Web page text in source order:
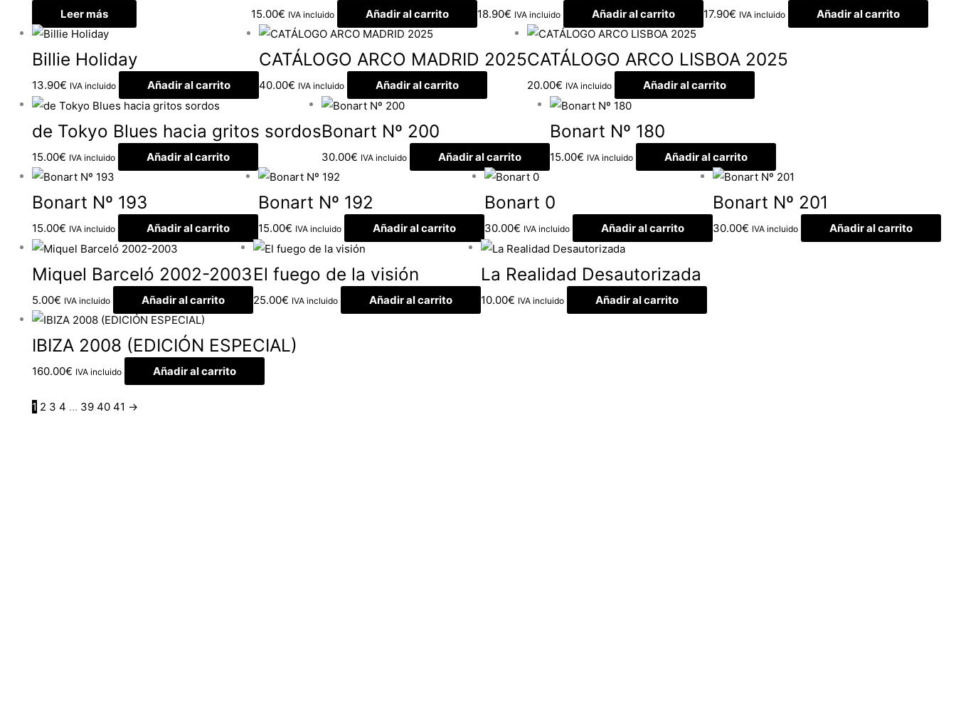
Leer más 15.00€ IVA incluido Añadir al carrito 18.90€ IVA incluido Añadir al carrito 17.90€ IVA incluido Añadir al carrito
Billie Holiday
13.90€ IVA incluido Añadir al carrito
CATÁLOGO ARCO MADRID 2025
40.00€ IVA incluido Añadir al carrito
CATÁLOGO ARCO LISBOA 2025
20.00€ IVA incluido Añadir al carrito
de Tokyo Blues hacia gritos sordos
15.00€ IVA incluido Añadir al carrito
Bonart Nº 200
30.00€ IVA incluido Añadir al carrito
Bonart Nº 180
15.00€ IVA incluido Añadir al carrito
Bonart Nº 193
15.00€ IVA incluido Añadir al carrito
Bonart Nº 192
15.00€ IVA incluido Añadir al carrito
Bonart 0
30.00€ IVA incluido Añadir al carrito
Bonart Nº 201
30.00€ IVA incluido Añadir al carrito
Miquel Barceló 2002-2003
5.00€ IVA incluido Añadir al carrito
El fuego de la visión
25.00€ IVA incluido Añadir al carrito
La Realidad Desautorizada
10.00€ IVA incluido Añadir al carrito
IBIZA 2008 (EDICIÓN ESPECIAL)
160.00€ IVA incluido Añadir al carrito
1 2 3 4 … 39 40 41 →